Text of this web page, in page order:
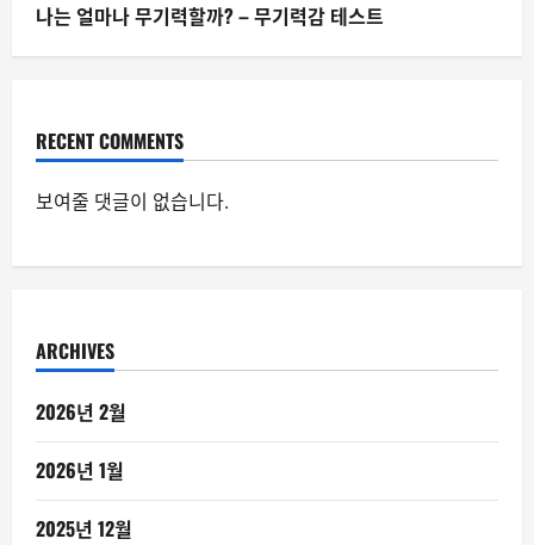
나는 얼마나 무기력할까? – 무기력감 테스트
RECENT COMMENTS
보여줄 댓글이 없습니다.
ARCHIVES
2026년 2월
2026년 1월
2025년 12월